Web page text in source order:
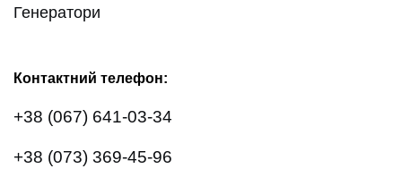
Генератори
Контактний телефон:
+38 (067) 641-03-34
+38 (073) 369-45-96